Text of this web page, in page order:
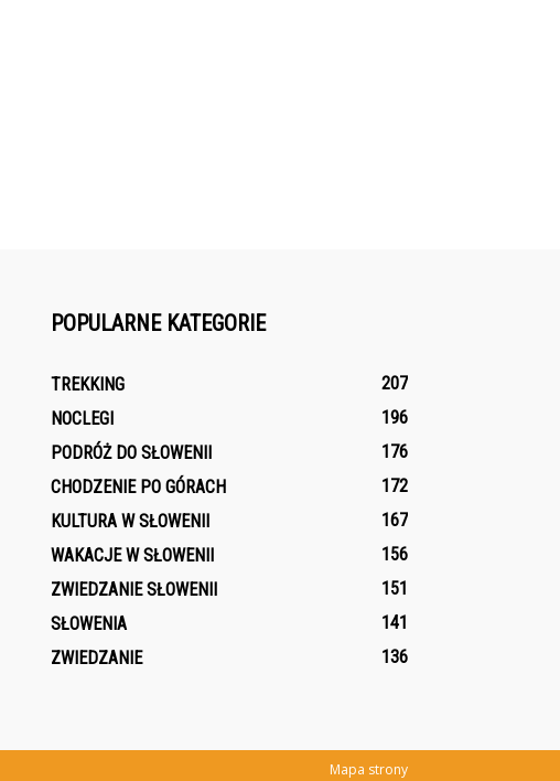
POPULARNE KATEGORIE
TREKKING
207
NOCLEGI
196
PODRÓŻ DO SŁOWENII
176
CHODZENIE PO GÓRACH
172
KULTURA W SŁOWENII
167
WAKACJE W SŁOWENII
156
ZWIEDZANIE SŁOWENII
151
SŁOWENIA
141
ZWIEDZANIE
136
Mapa strony